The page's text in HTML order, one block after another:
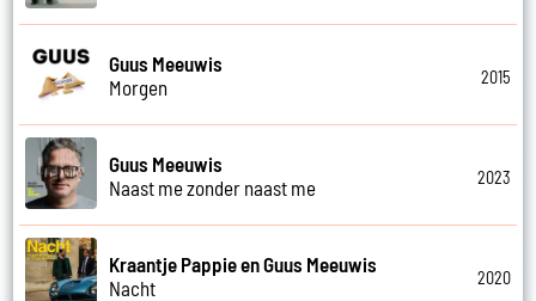
Guus Meeuwis
Morgen
2015
Guus Meeuwis
Naast me zonder naast me
2023
Kraantje Pappie en Guus Meeuwis
Nacht
2020